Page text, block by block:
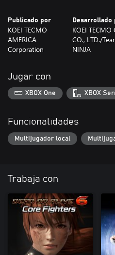
Publicado por
KOEI TECMO
AMERICA
Corporation
Desarrollado
KOEI TECMO
CO., LTD./
NINJA
Jugar con
XBOX One XBOX
Funcionalidades
Multijugador local
Trabaja con